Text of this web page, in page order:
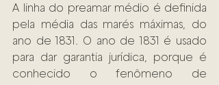
A linha do preamar médio é definida
pela média das marés máximas, do
ano de 1831. O ano de 1831 é usado
para dar garantia jurídica, porque é
conhecido o fenômeno de